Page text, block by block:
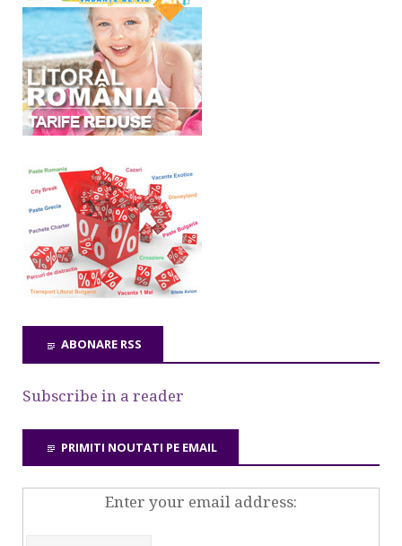
ABONARE RSS
Subscribe in a reader
PRIMITI NOUTATI PE EMAIL
Enter your email address: